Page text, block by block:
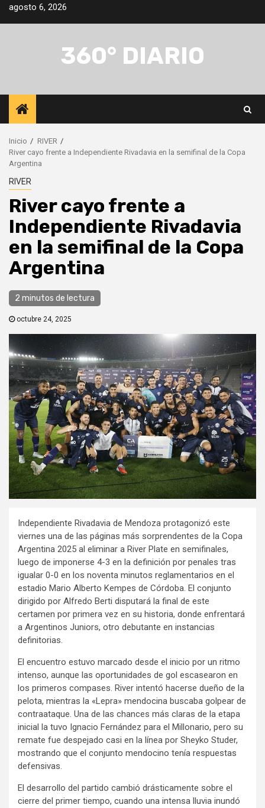
Saltar
agosto 6, 2026
360° DIARIO
Inicio
RIVER
River cayo frente a Independiente Rivadavia en la semifinal de la Copa
Argentina
RIVER
River cayo frente a
Independiente Rivadavia
en la semifinal de la Copa
Argentina
2 minutos de lectura
octubre 24, 2025
Independiente Rivadavia de Mendoza protagonizó este
viernes una de las páginas más sorprendentes de la Copa
Argentina 2025 al eliminar a River Plate en semifinales,
luego de imponerse 4-3 en la definición por penales tras
igualar 0-0 en los noventa minutos reglamentarios en el
estadio Mario Alberto Kempes de Córdoba. El conjunto
dirigido por Alfredo Berti disputará la final de este
certamen por primera vez en su historia, donde enfrentará
a Argentinos Juniors, otro debutante en instancias
definitorias.
El encuentro estuvo marcado desde el inicio por un ritmo
intenso, aunque las oportunidades de gol escasearon en
los primeros compases. River intentó hacerse dueño de la
pelota, mientras la «Lepra» mendocina buscaba golpear de
contraataque. Una de las chances más claras de la etapa
inicial la tuvo Ignacio Fernández para el Millonario, pero su
remate fue despejado casi en la línea por Sheyko Studer,
mostrando que el conjunto mendocino tenía respuestas
defensivas.
El desarrollo del partido cambió drásticamente sobre el
cierre del primer tiempo, cuando una intensa lluvia inundó